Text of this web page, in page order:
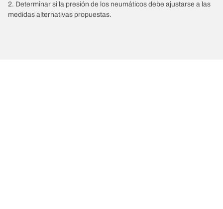
2. Determinar si la presión de los neumáticos debe ajustarse a las
medidas alternativas propuestas.